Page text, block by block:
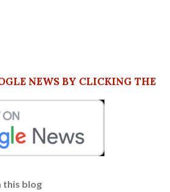
NEWS BY CLICKING THE
this blog